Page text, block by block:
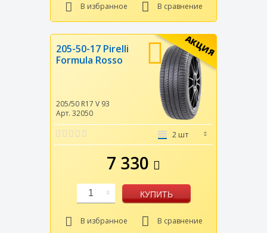
В избранное В сравнение
АКЦИЯ
205-50-17 Pirelli
Formula Rosso
205/50 R17 V 93
Арт. 32050
2 шт
7 330
1 КУПИТЬ
В избранное В сравнение